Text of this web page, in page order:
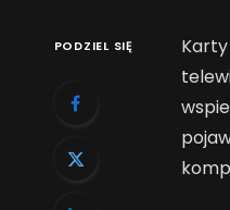
PODZIEL SIĘ